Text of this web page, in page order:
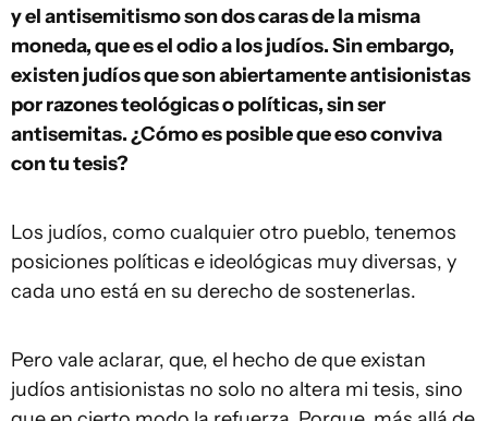
y el antisemitismo son dos caras de la misma
moneda, que es el odio a los judíos. Sin embargo,
existen judíos que son abiertamente antisionistas
por razones teológicas o políticas, sin ser
antisemitas. ¿Cómo es posible que eso conviva
con tu tesis?
Los judíos, como cualquier otro pueblo, tenemos
posiciones políticas e ideológicas muy diversas, y
cada uno está en su derecho de sostenerlas.
Pero vale aclarar, que, el hecho de que existan
judíos antisionistas no solo no altera mi tesis, sino